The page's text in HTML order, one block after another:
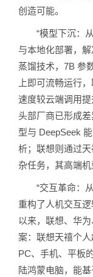
创造可能。
“模型下沉：从
与本地化部署，
蒸馏技术，7B 参
上即可流畅运行
速度较云端调用提
头部厂商已形成
型与 DeepSeek
析；联想则通过
杂任务，其高端机
“交互革命：从
重构了人机交互
以来，联想、华
案：联想天禧个
PC、手机、平板
陆鸿蒙电脑，能